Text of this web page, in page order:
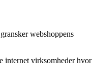
webshoppens
internet virksomheder hvor